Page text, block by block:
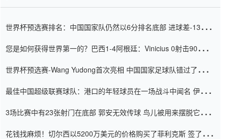
世界杯预选赛排名：中国国家队仍然以6分排名底部 进球差-13令人
您是如何获得世界第一的？巴西1-4阿根廷：Vinicius 0射击90分钟
世界杯预选赛-Wang Yudong首次亮相 中国国家足球队错过了世界
最佳中国超级联赛球队：港口的年轻球员在一场战斗中闻名 伊万放
3场比赛中有23张射门在底部 郭安无效传球 鸟儿被用来摆脱它
花钱找麻烦！切尔西以5200万美元的价格购买了菲利克斯 签了7年